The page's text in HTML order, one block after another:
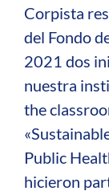
Corpista
del Fondo
2021 dos
nuestra
the
Public
hicieron